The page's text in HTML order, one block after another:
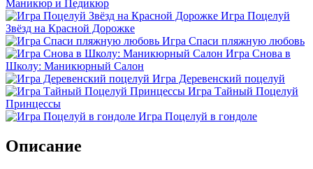
Маникюр и Педикюр
Игра Поцелуй
Звёзд на Красной Дорожке
Игра Спаси пляжную любовь
Игра Снова в
Школу: Маникюрный Салон
Игра Деревенский поцелуй
Игра Тайный Поцелуй
Принцессы
Игра Поцелуй в гондоле
Описание